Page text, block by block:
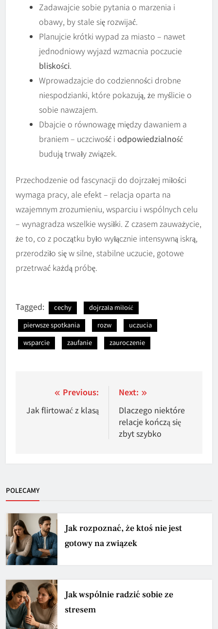
Zadawajcie sobie pytania o marzenia i
obawy, by stale się rozwijać.
Planujcie krótki wypad za miasto – nawet
jednodniowy wyjazd wzmacnia poczucie
bliskości.
Wprowadzajcie do codzienności drobne
niespodzianki, które pokazują, że myślicie o
sobie nawzajem.
Dbajcie o równowagę między dawaniem a
braniem – uczciwość i odpowiedzialność
budują trwały związek.
Przechodzenie od fascynacji do dojrzałej miłości
wymaga pracy, ale efekt – relacja oparta na
wzajemnym zrozumieniu, wsparciu i wspólnych celu
– wynagradza wszelkie wysiłki. Z czasem zauważycie,
że to, co z początku było wyłącznie intensywną iskrą,
przerodziło się w silne, stabilne uczucie, gotowe
przetrwać każdą próbę.
Tagged: cechy
dojrzała miłość
pierwsze spotkania
rozw
uczucia
wsparcie
zaufanie zauroczenie
Nawigacja
wpisu
Previous:
Jak flirtować z klasą
Next:
Dlaczego niektóre
relacje kończą się
zbyt szybko
POLECAMY
Jak rozpoznać, że ktoś nie jest
gotowy na związek
Jak wspólnie radzić sobie ze
stresem